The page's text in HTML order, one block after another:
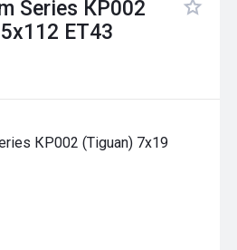
Series КР002
ET43